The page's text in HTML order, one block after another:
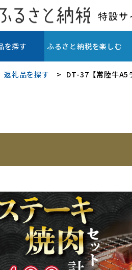
を探す ふるさと納税を楽しむ
返礼品を探す DT-37【常陸牛A5